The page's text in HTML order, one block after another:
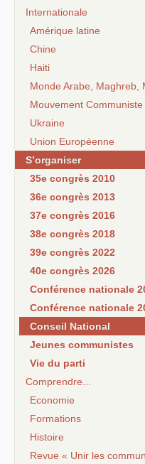
Internationale
Amérique latine
Chine
Haiti
Monde Arabe, Maghreb,
Mouvement Communiste
Ukraine
Union Européenne
S’organiser
35e congrès 2010
36e congrès 2013
37e congrès 2016
38e congrès 2018
39e congrès 2022
40e congrès 2026
Conférence nationale
Conférence nationale
Conseil National
Jeunes communistes
Vie du parti
Comprendre...
Economie
Formations
Histoire
Revue « Unir les